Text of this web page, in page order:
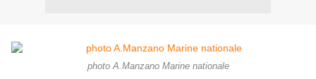
photo A.Manzano Marine nationale